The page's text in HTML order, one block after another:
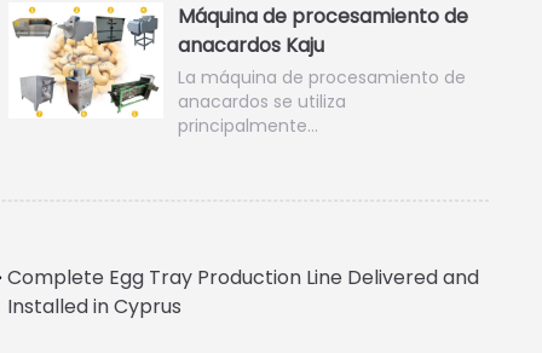
Máquina de procesamiento de
anacardos Kaju
La máquina de procesamiento de
anacardos se utiliza
principalmente…
Complete Egg Tray Production Line Delivered and
Installed in Cyprus